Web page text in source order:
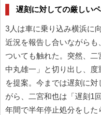
遅刻に対しての厳しい
3人は車に乗り込み横浜に
近況を報告し合いながら
ついても触れた。突然、二
中丸雄一」と切り出し、
を提案。今までは遅刻に
がら、二宮和也は「遅刻1
年間で半年停止処分をし